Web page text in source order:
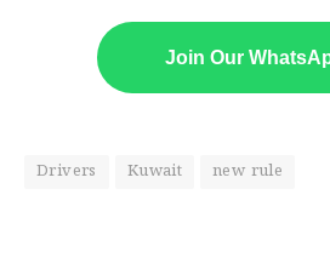
Join Our
Drivers Kuwait new rule